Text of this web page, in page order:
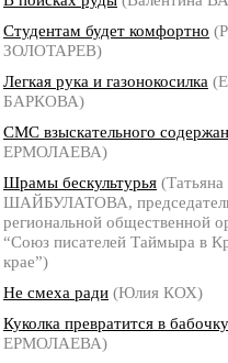
Студентам будет комфортно
ЗОЛОТАРЕВ)
Легкая рука и газонокосилка
БАРКОВА)
СМС взыскательного
ЕРМОЛАЕВА)
Шрамы бескультурья (Татьяна
ШАЙБУЛАТОВА,
региональной общественной
“Союз писателей Таймыра в
крае”)
Не смеха ради (Юлия КОХ)
Куколка превратится в бабочку
ЕРМОЛАЕВА)